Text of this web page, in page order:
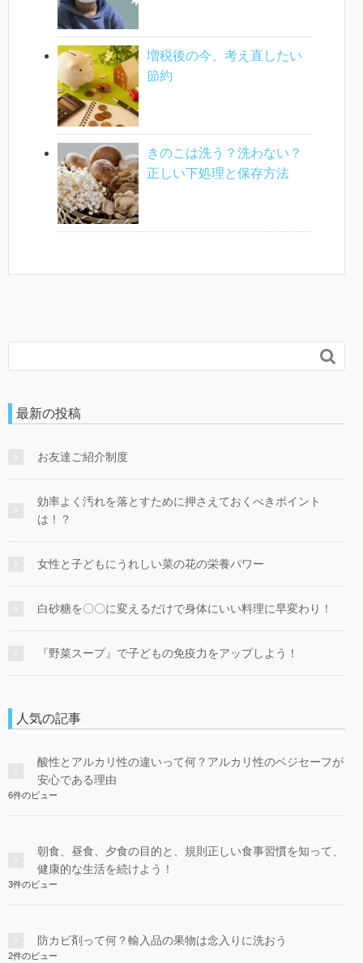
増税後の今、考え直したい
節約
きのこは洗う？洗わない？
正しい下処理と保存方法

最新の投稿
お友達ご紹介制度
効率よく汚れを落とすために押さえておくべきポイント
は！？
女性と子どもにうれしい菜の花の栄養パワー
白砂糖を〇〇に変えるだけで身体にいい料理に早変わり！
『野菜スープ』で子どもの免疫力をアップしよう！
人気の記事
酸性とアルカリ性の違いって何？アルカリ性のベジセーフが
安心である理由
6件のビュー
朝食、昼食、夕食の目的と、規則正しい食事習慣を知って、
健康的な生活を続けよう！
3件のビュー
防カビ剤って何？輸入品の果物は念入りに洗おう
2件のビュー